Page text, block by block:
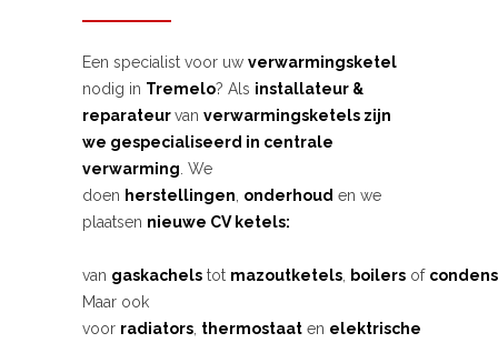
Een specialist voor uw verwarmingsketel
nodig in Tremelo? Als installateur &
reparateurvan verwarmingsketels zijn
we gespecialiseerd in centrale
verwarming . We
doen herstellingen onderhoud en we
plaatsen nieuwe CV ketels:
van gaskachels tot mazoutketels boilers of
Maar ook
voor radiators thermostaat en elektrische